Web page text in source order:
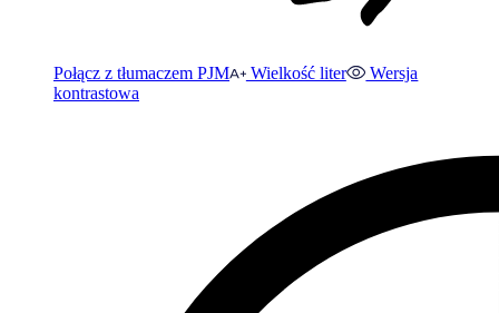
Połącz z tłumaczem PJM Wielkość liter
Wersja
kontrastowa